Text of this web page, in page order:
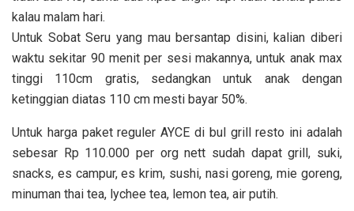
kalau malam hari.
Untuk Sobat Seru yang mau bersantap disini, kalian diberi
waktu sekitar 90 menit per sesi makannya, untuk anak max
tinggi 110cm gratis, sedangkan untuk anak dengan
ketinggian diatas 110 cm mesti bayar 50%.
Untuk harga paket reguler AYCE di bul grill resto ini adalah
sebesar Rp 110.000 per org nett sudah dapat grill, suki,
snacks, es campur, es krim, sushi, nasi goreng, mie goreng,
minuman thai tea, lychee tea, lemon tea, air putih.